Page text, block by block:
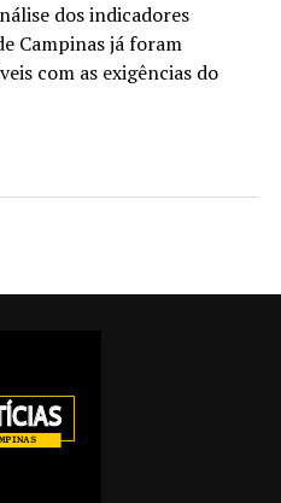
dos indicadores
Campinas já foram
com as exigências do